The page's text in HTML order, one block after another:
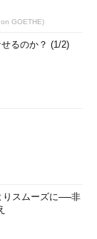
GOETHE)
るのか？ (1/2)
りスムーズに──非